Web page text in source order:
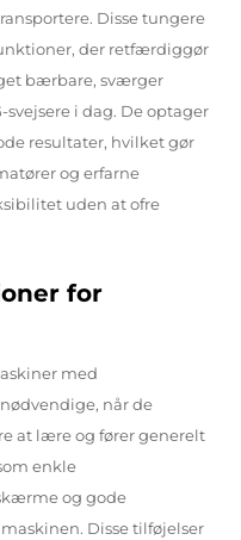
Disse tungere
der retfærdiggør
bærbare, sværger
i dag. De optager
resultater, hvilket gør
og erfarne
uden at ofre
for
med
når de
at lære og fører generelt
enkle
og gode
Disse tilføjelser